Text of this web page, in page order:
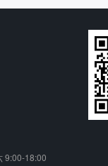
9:00-18:00